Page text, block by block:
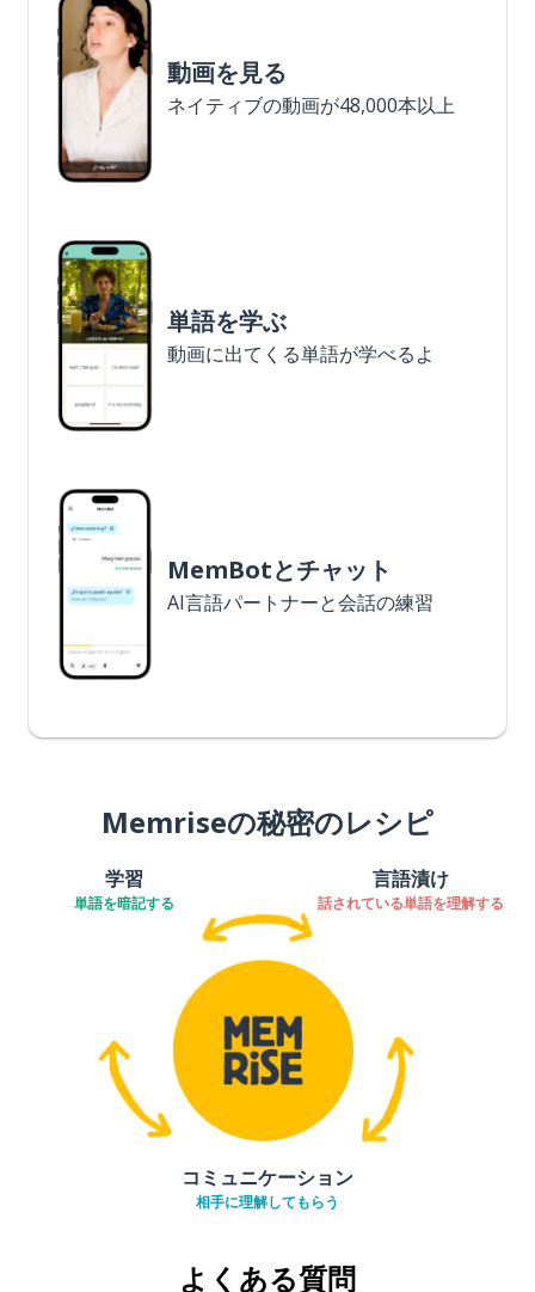
動画を見る
ネイティブの動画が48,000本以上
単語を学ぶ
動画に出てくる単語が学べるよ
MemBotとチャット
AI言語パートナーと会話の練習
Memriseの秘密のレシピ
学習
単語を暗記する
言語漬け
話されている単語を理解する
コミュニケーション
相手に理解してもらう
よくある質問